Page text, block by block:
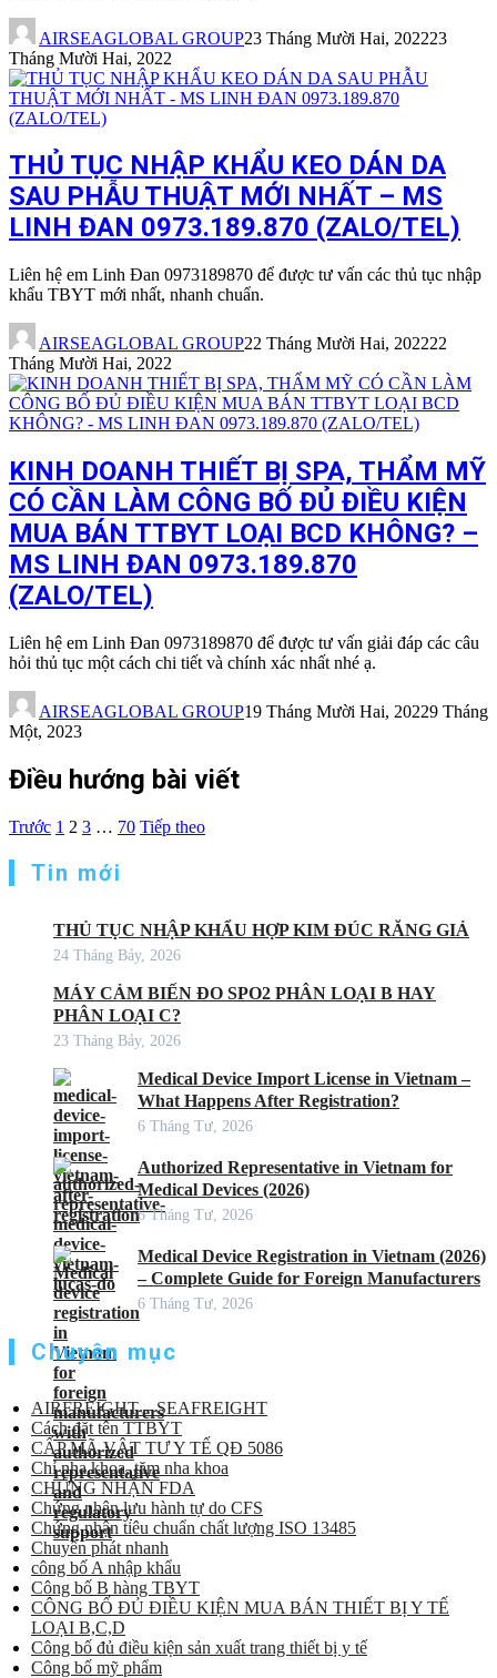
AIRSEAGLOBAL GROUP23 Tháng Mười Hai, 202223
Tháng Mười Hai, 2022
THỦ TỤC NHẬP KHẨU KEO DÁN DA
SAU PHẪU THUẬT MỚI NHẤT – MS
LINH ĐAN 0973.189.870 (ZALO/TEL)
Liên hệ em Linh Đan 0973189870 để được tư vấn các thủ tục nhập
khẩu TBYT mới nhất, nhanh chuẩn.
AIRSEAGLOBAL GROUP22 Tháng Mười Hai, 202222
Tháng Mười Hai, 2022
KINH DOANH THIẾT BỊ SPA, THẨM MỸ
CÓ CẦN LÀM CÔNG BỐ ĐỦ ĐIỀU KIỆN
MUA BÁN TTBYT LOẠI BCD KHÔNG? –
MS LINH ĐAN 0973.189.870
(ZALO/TEL)
Liên hệ em Linh Đan 0973189870 để được tư vấn giải đáp các câu
hỏi thủ tục một cách chi tiết và chính xác nhất nhé ạ.
AIRSEAGLOBAL GROUP19 Tháng Mười Hai, 20229 Tháng
Một, 2023
Điều hướng bài viết
Trước 1 2 3 … 70 Tiếp theo
Tin mới
THỦ TỤC NHẬP KHẨU HỢP KIM ĐÚC RĂNG GIẢ
24 Tháng Bảy, 2026
MÁY CẢM BIẾN ĐO SPO2 PHÂN LOẠI B HAY
PHÂN LOẠI C?
23 Tháng Bảy, 2026
Medical Device Import License in Vietnam –
What Happens After Registration?
6 Tháng Tư, 2026
Authorized Representative in Vietnam for
Medical Devices (2026)
6 Tháng Tư, 2026
Medical Device Registration in Vietnam (2026)
– Complete Guide for Foreign Manufacturers
6 Tháng Tư, 2026
Chuyên mục
AIRFREIGHT – SEAFREIGHT
Cách đặt tên TTBYT
CẤP MÃ VẬT TƯ Y TẾ QĐ 5086
Chỉ nha khoa, tăm nha khoa
CHỨNG NHẬN FDA
Chứng nhận lưu hành tự do CFS
Chứng nhận tiêu chuẩn chất lượng ISO 13485
Chuyển phát nhanh
công bố A nhập khẩu
Công bố B hàng TBYT
CÔNG BỐ ĐỦ ĐIỀU KIỆN MUA BÁN THIẾT BỊ Y TẾ
LOẠI B,C,D
Công bố đủ điều kiện sản xuất trang thiết bị y tế
Công bố mỹ phẩm